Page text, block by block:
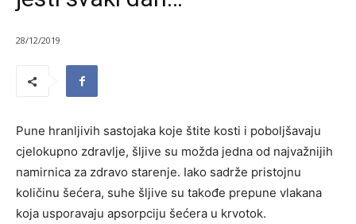
28/12/2019
Pune hranljivih sastojaka koje štite kosti i poboljšavaju
cjelokupno zdravlje, šljive su možda jedna od najvažnijih
namirnica za zdravo starenje. Iako sadrže pristojnu
količinu šećera, suhe šljive su takođe prepune vlakana
koja usporavaju apsorpciju šećera u krvotok.